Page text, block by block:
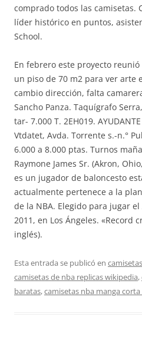
comprado todos las camisetas.
líder histórico en puntos,
School.
En febrero este proyecto
un piso de 70 m2 para ver arte
cambio dirección, falta
Sancho Panza. Taquígrafo
tar- 7.000 T. 2EH019.
Vtdatet, Avda. Torrente s.-n.°
6.000 a 8.000 ptas. Turnos
Raymone James Sr. (Akron,
es un jugador de baloncesto
actualmente pertenece a la
de la NBA. Elegido para jugar
2011, en Los Ángeles. «Record
inglés).
Esta entrada se publicó en
camisetas de nba replicas wikipedia,
baratas,camisetas nba manga